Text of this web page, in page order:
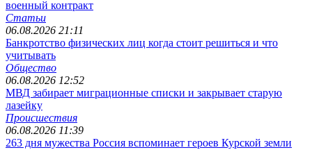
военный контракт
Статьи
06.08.2026 21:11
Банкротство физических лиц когда стоит решиться и что
учитывать
Общество
06.08.2026 12:52
МВД забирает миграционные списки и закрывает старую
лазейку
Происшествия
06.08.2026 11:39
263 дня мужества Россия вспоминает героев Курской земли